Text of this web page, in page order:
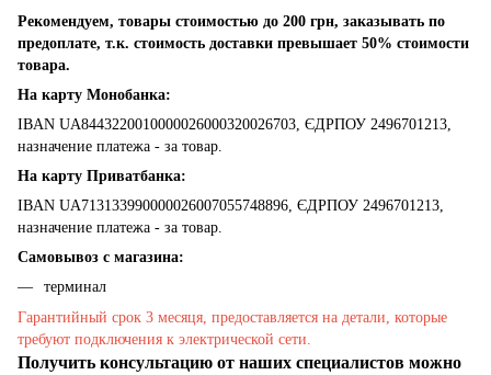
Рекомендуем, товары стоимостью до 200 грн, заказывать по
предоплате, т.к. стоимость доставки превышает 50% стоимости
товара.
На карту Монобанка:
IBAN UA8443220010000026000320026703, ЄДРПОУ 2496701213,
назначение платежа - за товар.
На карту Приватбанка:
IBAN UA713133990000026007055748896, ЄДРПОУ 2496701213,
назначение платежа - за товар.
Самовывоз с магазина:
терминал
Гарантийный срок 3 месяця, предоставляется на детали, которые
требуют подключения к электрической сети.
Получить консультацию от наших специалистов можно